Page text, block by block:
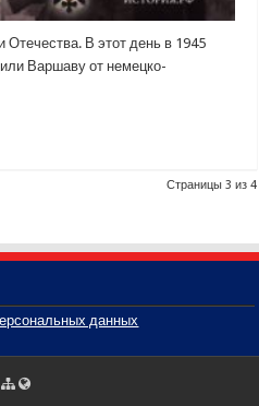
Отечества. В этот день в 1945
Варшаву от немецко-
Страницы 3 из 4
данных